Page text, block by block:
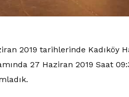
2019 tarihlerinde Kadıköy
27 Haziran 2019 Saat